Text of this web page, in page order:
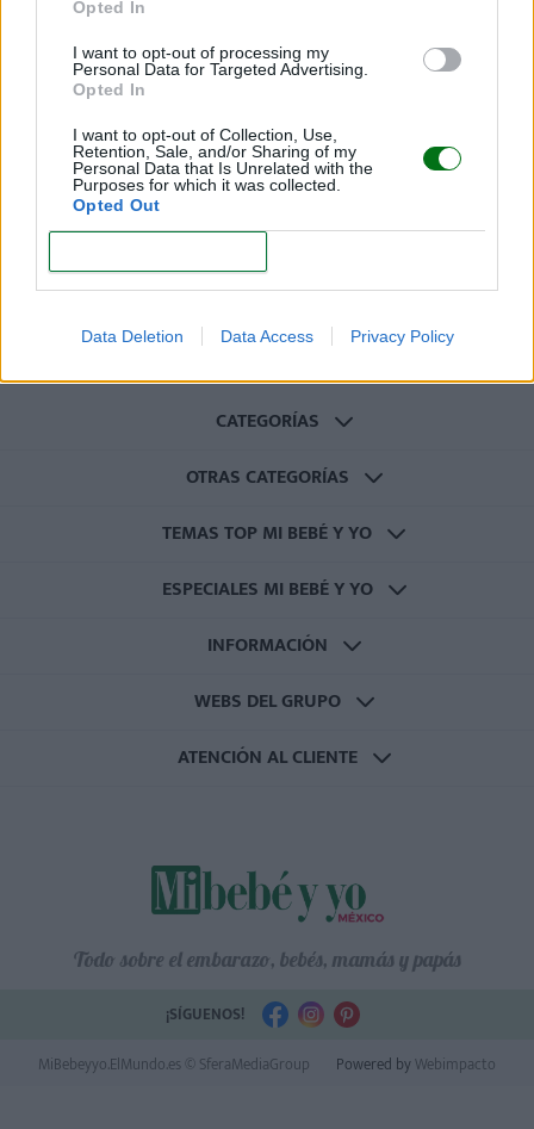
Opted In
I want to opt-out of processing my
Personal Data for Targeted Advertising.
Opted In
I want to opt-out of Collection, Use,
Retention, Sale, and/or Sharing of my
Personal Data that Is Unrelated with the
Purposes for which it was collected.
Opted Out
Data Deletion Data Access Privacy Policy
Recibirásla revista “Mi bebé y yo” y las newsletters
de tu embarazo y crecimiento de tu bebé
gratis
. Además participarás en nuestros sorteos de
regalos.
REGISTRARME
CATEGORÍAS
OTRAS CATEGORÍAS
TEMAS TOP MI BEBÉ Y YO
ESPECIALES MI BEBÉ Y YO
INFORMACIÓN
WEBS DEL GRUPO
ATENCIÓN AL CLIENTE
Todo sobre el embarazo, bebés, mamás y papás
¡SÍGUENOS!
MiBebeyyo.ElMundo.es © SferaMediaGroup
Powered byWebimpacto